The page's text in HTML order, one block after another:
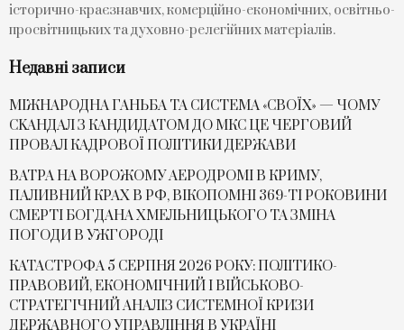
історично-краєзнавчих, комерційно-економічних, освітньо-
просвітницьких та духовно-релегійних матеріалів.
Недавні записи
МІЖНАРОДНА ГАНЬБА ТА СИСТЕМА «СВОЇХ» — ЧОМУ
СKАНДАЛ З КАНДИДАТОМ ДО МКС ЦЕ ЧЕРГОВИЙ
ПРОВАЛ КАДРОВОЇ ПОЛІТИКИ ДЕРЖАВИ
ВАТРА НА ВОРОЖОМУ АЕРОДРОМІ В КРИМУ,
ПАЛИВНИЙ КРАХ В РФ, ВІКОПОМНІ 369-ТІ РОКОВИНИ
СМЕРТІ БОГДАНА ХМЕЛЬНИЦЬКОГО ТА ЗМІНА
ПОГОДИ В УЖГОРОДІ
КАТАСТРОФА 5 СЕРПНЯ 2026 РОКУ: ПОЛІТИКО-
ПРАВОВИЙ, ЕКОНОМІЧНИЙ І ВІЙСЬКОВО-
СТРАТЕГІЧНИЙ АНАЛІЗ СИСТЕМНОЇ КРИЗИ
ДЕРЖАВНОГО УПРАВЛІННЯ В УКРАЇНІ